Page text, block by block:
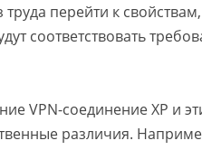
перейти к свойствам,
соответствовать
VPN-соединение XP и
различия.